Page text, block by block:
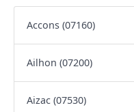
Accons (07160)
Ailhon (07200)
Aizac (07530)